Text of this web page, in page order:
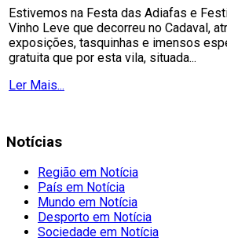
Estivemos na Festa das Adiafas e
Vinho Leve que decorreu no Cadaval,
exposições, tasquinhas e imensos
gratuita que por esta vila, situada...
Ler Mais...
Notícias
Região em Notícia
País em Notícia
Mundo em Notícia
Desporto em Notícia
Sociedade em Notícia